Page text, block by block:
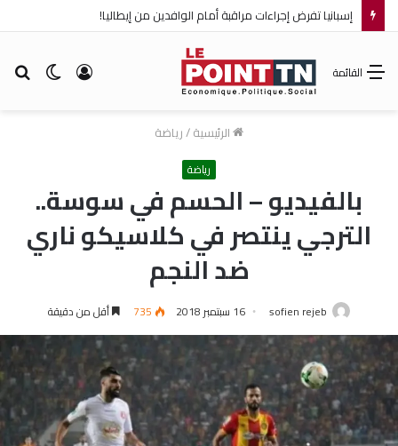
إسبانيا تفرض إجراءات مراقبة أمام الوافدين من إيطاليا!
الوضع تسجيل
القائمة
الرئيسية/رياضة
رياضة
بالفيديو – الحسم في سوسة..
الترجي ينتصر في كلاسيكو ناري
ضد النجم
sofien rejeb 16 سبتمبر 2018 735 أقل من دقيقة